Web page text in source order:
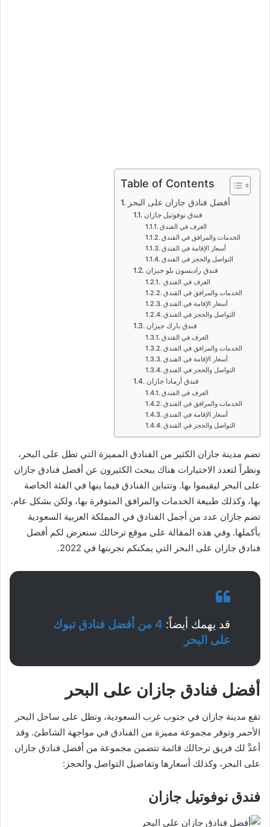
Table of Contents
أفضل فنادق جازان على البحر
فندق نوفوتيل جازان
الغرف في الفندق
الخدمات والمرافق في الفندق
أسعار الإقامة في الفندق
التواصل والحجز في الفندق
فندق راديسون بلو جيزان
الغرف في الفندق
الخدمات والمرافق في الفندق
أسعار الإقامة في الفندق
التواصل والحجز في الفندق
فندق بارك جيزان
الغرف في الفندق
الخدمات والمرافق في الفندق
أسعار الإقامة في الفندق
التواصل والحجز في الفندق
فندق أرمادا جازان
الغرف في الفندق
الخدمات والمرافق في الفندق
أسعار الإقامة في الفندق
التواصل والحجز في الفندق
تضم مدينة جازان الكثير من الفنادق المميزة التي تطل على البحر،
ونظراً لتعدد الاختيارات هناك يبحث الكثيرون عن أفضل فنادق جازان
على البحر ليقيموا بها. وتتباين الفنادق فيما ينها في الفئة الخاصة
بها، وكذلك طبيعة الخدمات والمرافق المتوفرة بها، ولكن بشكل عام،
تضم جازان عدد من أجمل الفنادق في المملكة العربية السعودية
بأكملها. وفي هذه المقالة على موقع ترحالك سنعرض لكم أفضل
فنادق جازان على البحر التي يمكنكم تجربتها في 2022.
قد يهمك أيضاً:
4 من أفضل فنادق تبوك
على البحر
أفضل فنادق جازان على البحر
تقع مدينة جازان في جنوب غرب السعودية، وتطل على ساحل البحر
الأحمر وتوفر مجموعة مميزة من الفنادق في مواجهة الشاطئ. وقد
أعدَّ لك فريق ترحالك قائمة تتضمن مجموعة من أفضل فنادق جازان
على البحر، وكذلك أسعارها وتفاصيل التواصل والحجز:
فندق نوفوتيل جازان